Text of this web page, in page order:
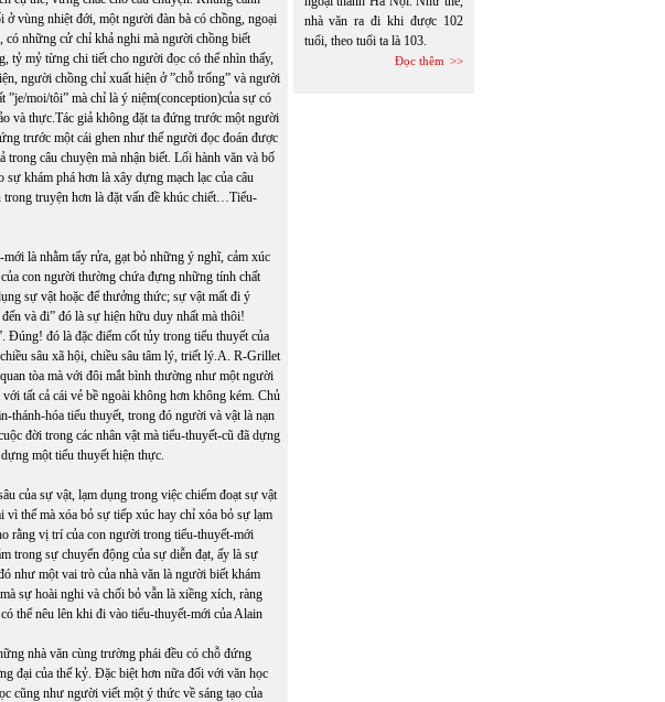
ở vùng nhiệt đới, một người đàn bà có chồng, ngoại
những cử chỉ khả nghi mà người chồng biết
tỷ mỷ từng chi tiết cho người đọc có thể nhìn thấy,
người chồng chỉ xuất hiện ở ”chỗ trống” và người
moi/tôi” mà chỉ là ý niệm(conception)của sự có
và thực.Tác giả không đặt ta đứng trước một người
trước một cái ghen như thế người đọc đoán được
câu chuyện mà nhận biết. Lối hành văn và bố
khám phá hơn là xây dựng mạch lạc của câu
trong truyện hơn là đặt vấn đề khúc chiết…Tiểu-
là nhằm tẩy rửa, gạt bỏ những ý nghĩ, cảm xúc
con người thường chứa đựng những tính chất
sự vật hoặc để thưởng thức; sự vật mất đi ý
và đi” đó là sự hiện hữu duy nhất mà thôi!
Đúng! đó là đặc điểm cốt tủy trong tiểu thuyết của
sâu xã hội, chiều sâu tâm lý, triết lý.A. R-Grillet
tòa mà với đôi mắt bình thường như một người
tất cả cái vẻ bề ngoài không hơn không kém. Chủ
thánh-hóa tiểu thuyết, trong đó người và vật là nạn
đời trong các nhân vật mà tiểu-thuyết-cũ đã dựng
một tiểu thuyết hiện thực.
của sự vật, lạm dụng trong việc chiếm đoạt sự vật
thế mà xóa bỏ sự tiếp xúc hay chỉ xóa bỏ sự lạm
rằng vị trí của con người trong tiểu-thuyết-mới
trong sự chuyển động của sự diễn đạt, ấy là sự
như một vai trò của nhà văn là người biết khám
sự hoài nghi và chối bỏ vẫn là xiềng xích, ràng
thể nêu lên khi đi vào tiểu-thuyết-mới của Alain
nhà văn cùng trường phái đều có chỗ đứng
đại của thế kỷ. Đặc biệt hơn nữa đối với văn học
cũng như người viết một ý thức về sáng tạo của
nhà văn ra đi khi được 102
tuổi, theo tuổi ta là 103.
Đọc thêm